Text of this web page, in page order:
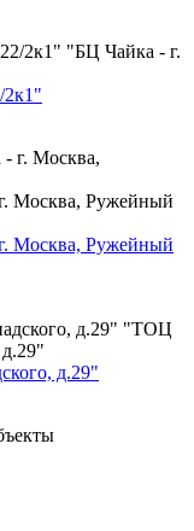
"БЦ Чайка - г.
2к1"
Москва, Ружейный
Москва, Ружейный
"ТОЦ
д.29"